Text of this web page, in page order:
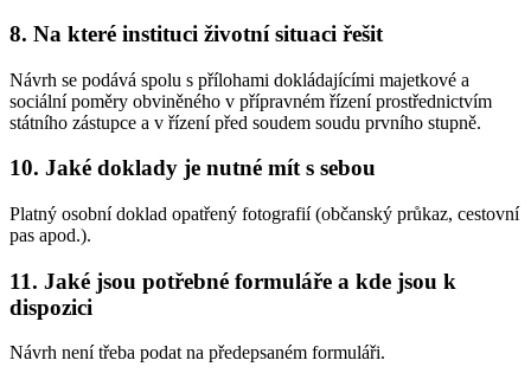
8. Na které instituci životní situaci řešit
Návrh se podává spolu s přílohami dokládajícími majetkové a
sociální poměry obviněného v přípravném řízení prostřednictvím
státního zástupce a v řízení před soudem soudu prvního stupně.
10. Jaké doklady je nutné mít s sebou
Platný osobní doklad opatřený fotografií (občanský průkaz, cestovní
pas apod.).
11. Jaké jsou potřebné formuláře a kde jsou k
dispozici
Návrh není třeba podat na předepsaném formuláři.